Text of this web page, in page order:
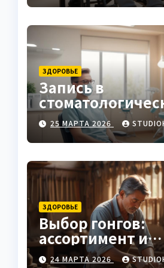
ЗДОРОВЬЕ
Запись в
клинику
25 МАРТА 2026
ЗДОРОВЬЕ
Выбор гонгов:
ассортимент и
характеристики
24 МАРТА 2026